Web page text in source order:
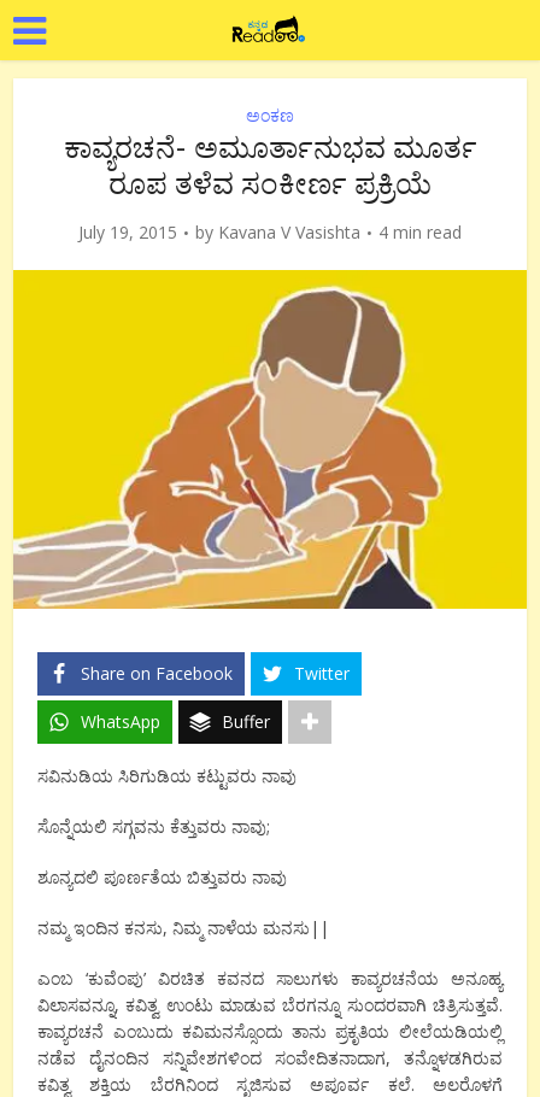
ಅಂಕಣ
ಕಾವ್ಯರಚನೆ- ಅಮೂರ್ತಾನುಭವ ಮೂರ್ತ
ರೂಪ ತಳೆವ ಸಂಕೀರ್ಣ ಪ್ರಕ್ರಿಯೆ
July 19, 2015 by Kavana V Vasishta 4 min read
Share on Facebook Twitter
WhatsApp Buffer
ಸವಿನುಡಿಯ ಸಿರಿಗುಡಿಯ ಕಟ್ಟುವರು ನಾವು
ಸೊನ್ನೆಯಲಿ ಸಗ್ಗವನು ಕೆತ್ತುವರು ನಾವು;
ಶೂನ್ಯದಲಿ ಪೂರ್ಣತೆಯ ಬಿತ್ತುವರು ನಾವು
ನಮ್ಮ ಇಂದಿನ ಕನಸು, ನಿಮ್ಮ ನಾಳೆಯ ಮನಸು||
ಎಂಬ ‘ಕುವೆಂಪು’ ವಿರಚಿತ ಕವನದ ಸಾಲುಗಳು ಕಾವ್ಯರಚನೆಯ ಅನೂಹ್ಯ
ವಿಲಾಸವನ್ನೂ, ಕವಿತ್ವ ಉಂಟು ಮಾಡುವ ಬೆರಗನ್ನೂ ಸುಂದರವಾಗಿ ಚಿತ್ರಿಸುತ್ತವೆ.
ಕಾವ್ಯರಚನೆ ಎಂಬುದು ಕವಿಮನಸ್ಸೊಂದು ತಾನು ಪ್ರಕೃತಿಯ ಲೀಲೆಯಡಿಯಲ್ಲಿ
ನಡೆವ ದೈನಂದಿನ ಸನ್ನಿವೇಶಗಳಿಂದ ಸಂವೇದಿತನಾದಾಗ, ತನ್ನೊಳಡಗಿರುವ
ಕವಿತ್ವ ಶಕ್ತಿಯ ಬೆರಗಿನಿಂದ ಸೃಜಿಸುವ ಅಪೂರ್ವ ಕಲೆ. ಅಲರೊಳಗೆ